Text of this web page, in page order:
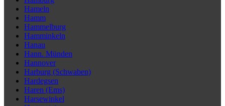
Hameln
Hamm
Hammelburg
Hamminkeln
Hanau
Hann. Münden
Hannover
Harburg (Schwaben)
Hardegsen
Haren (Ems)
Harsewinkel